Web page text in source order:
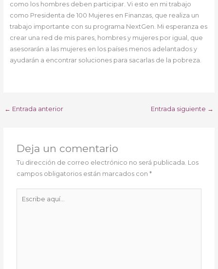
como los hombres deben participar. Vi esto en mi trabajo
como Presidenta de 100 Mujeres en Finanzas, que realiza un
trabajo importante con su programa NextGen. Mi esperanza es
crear una red de mis pares, hombres y mujeres por igual, que
asesorarán a las mujeres en los países menos adelantados y
ayudarán a encontrar soluciones para sacarlas de la pobreza.
← Entrada anterior Entrada siguiente →
Deja un comentario
Tu dirección de correo electrónico no será publicada. Los
campos obligatorios están marcados con*